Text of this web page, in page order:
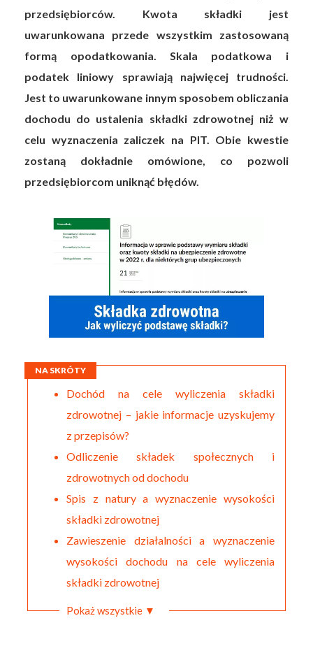
przedsiębiorców. Kwota składki jest
uwarunkowana przede wszystkim zastosowaną
formą opodatkowania. Skala podatkowa i
podatek liniowy sprawiają najwięcej trudności.
Jest to uwarunkowane innym sposobem obliczania
dochodu do ustalenia składki zdrowotnej niż w
celu wyznaczenia zaliczek na PIT. Obie kwestie
zostaną dokładnie omówione, co pozwoli
przedsiębiorcom uniknąć błędów.
NA SKRÓTY
Dochód na cele wyliczenia składki
zdrowotnej – jakie informacje uzyskujemy
z przepisów?
Odliczenie składek społecznych i
zdrowotnych od dochodu
Spis z natury a wyznaczenie wysokości
składki zdrowotnej
Zawieszenie działalności a wyznaczenie
wysokości dochodu na cele wyliczenia
składki zdrowotnej
Pokaż wszystkie ▼